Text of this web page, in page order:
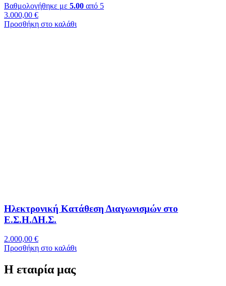
Βαθμολογήθηκε με 5.00 από 5
3.000,00 €
Προσθήκη στο καλάθι
Ηλεκτρονική Κατάθεση Διαγωνισμών στο
Ε.Σ.Η.ΔΗ.Σ.
2.000,00 €
Προσθήκη στο καλάθι
Η εταιρία μας